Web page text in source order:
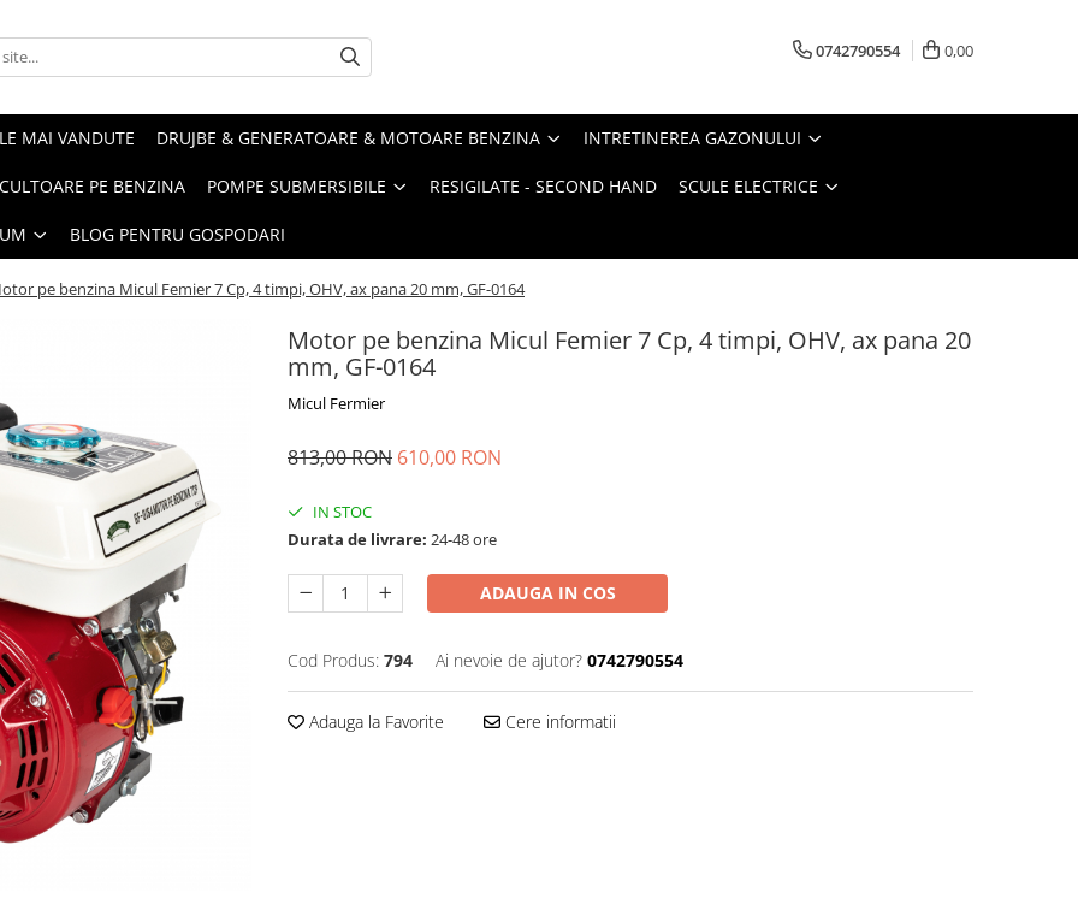
0742790554 0,00
MAI VANDUTE DRUJBE & GENERATOARE & MOTOARE BENZINA INTRETINEREA GAZONULUI
PE BENZINA POMPE SUBMERSIBILE RESIGILATE - SECOND HAND SCULE ELECTRICE
BLOG PENTRU GOSPODARI
pe benzina Micul Femier 7 Cp, 4 timpi, OHV, ax pana 20 mm, GF-0164
Motor pe benzina Micul Femier 7 Cp, 4 timpi, OHV, ax pana 20
mm, GF-0164
Micul Fermier
813,00 RON 610,00 RON
IN STOC
Durata de livrare: 24-48 ore
ADAUGA IN COS
Cod Produs: 794 Ai nevoie de ajutor? 0742790554
Adauga la Favorite Cere informatii